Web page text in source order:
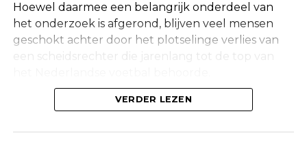
Hoewel daarmee een belangrijk onderdeel van
het onderzoek is afgerond, blijven veel mensen
geschokt achter door het plotselinge verlies van
een scheidsrechter die jarenlang tot de top van
Onderzoek na vondst in woning
VERDER LEZEN